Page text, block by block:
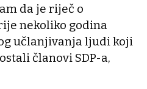
da je riječ o
nekoliko godina
učlanjivanja ljudi koji
članovi SDP-a,